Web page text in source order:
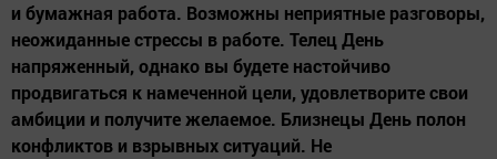
и бумажная работа. Возможны неприятные разговоры,
неожиданные стрессы в работе. Телец День
напряженный, однако вы будете настойчиво
продвигаться к намеченной цели, удовлетворите свои
амбиции и получите желаемое. Близнецы День полон
конфликтов и взрывных ситуаций. Не